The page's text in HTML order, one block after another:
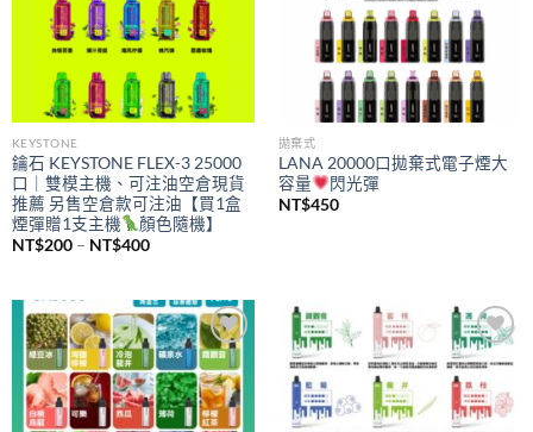
KEYSTONE
鑰石 KEYSTONE FLEX-3 25000
口｜雙模主機、可注油空倉現貨
推薦 另售空倉款可注油【買1盒
煙彈贈1支主機
顏色隨機】
NT$200 – NT$400價
NT$200
到
NT$400
拋棄式
LANA 20000口拋棄式電子煙大
容量
閃光彈
NT$450
Add to
wishlist
Add to